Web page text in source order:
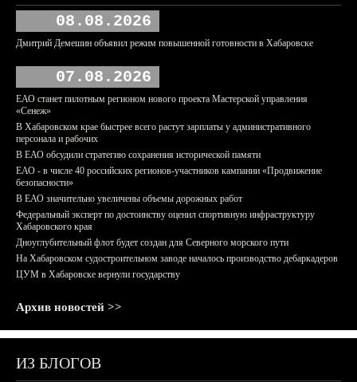
08.08.2026
Дмитрий Демешин объявил режим повышенной готовности в Хабаровске
07.08.2026
ЕАО станет пилотным регионом нового проекта Мастерской управления
«Сенеж»
В Хабаровском крае быстрее всего растут зарплаты у административного
персонала и рабочих
В ЕАО обсудили стратегию сохранения исторической памяти
ЕАО - в числе 40 российских регионов-участников кампании «Продвижение
безопасности»
В ЕАО значительно увеличены объемы дорожных работ
Федеральный эксперт по достоинству оценил спортивную инфраструктуру
Хабаровского края
Дноуглубительный флот будет создан для Северного морского пути
На Хабаровском судостроительном заводе началось производство дебаркадеров
ЦУМ в Хабаровске вернули государству
Архив новостей >>
ИЗ БЛОГОВ